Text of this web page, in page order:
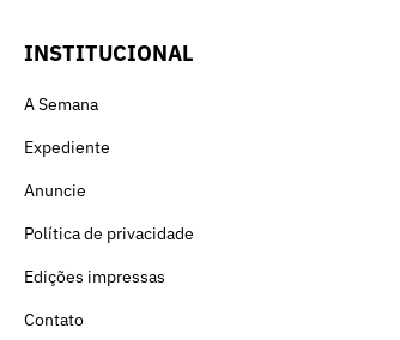
INSTITUCIONAL
A Semana
Expediente
Anuncie
Política de privacidade
Edições impressas
Contato